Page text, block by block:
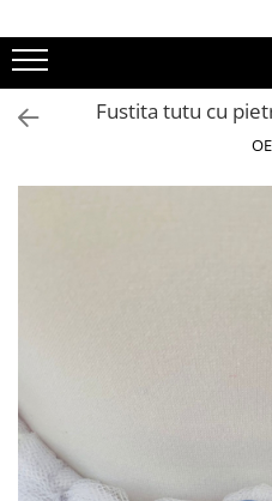
Fustita tutu cu